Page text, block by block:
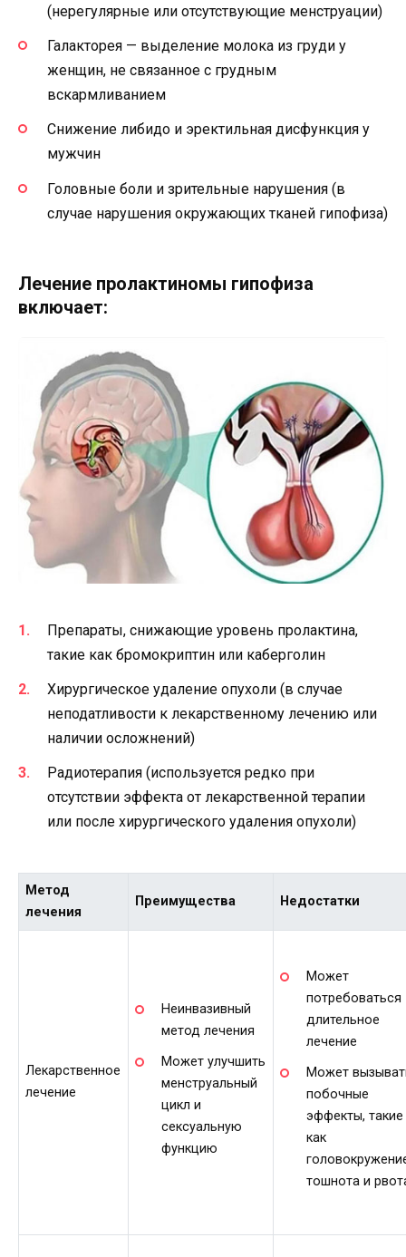
(нерегулярные или отсутствующие менструации)
Галакторея — выделение молока из груди у
женщин, не связанное с грудным
вскармливанием
Снижение либидо и эректильная дисфункция у
мужчин
Головные боли и зрительные нарушения (в
случае нарушения окружающих тканей гипофиза)
Лечение пролактиномы гипофиза
включает:
Препараты, снижающие уровень пролактина,
такие как бромокриптин или каберголин
Хирургическое удаление опухоли (в случае
неподатливости к лекарственному лечению или
наличии осложнений)
Радиотерапия (используется редко при
отсутствии эффекта от лекарственной терапии
или после хирургического удаления опухоли)
Метод
лечения
Преимущества Недостатки
Лекарственное
лечение
Неинвазивный
метод лечения
Может улучшить
менструальный
цикл и
сексуальную
функцию
Может
потребоваться
длительное
лечение
Может
побочные
эффекты, такие
как
тошнота и